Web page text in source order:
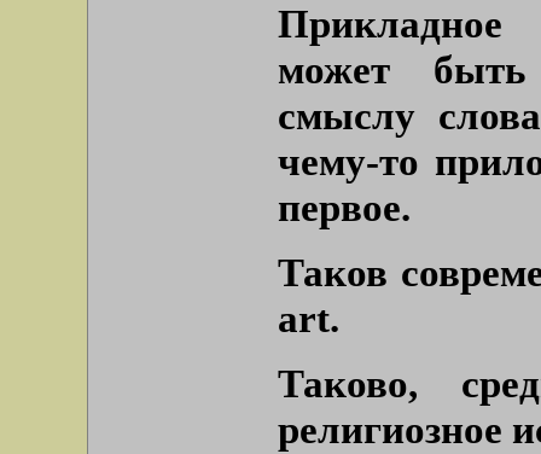
может
смыслу
чему-то
первое.
Таков
art.
Таково,
религиозное